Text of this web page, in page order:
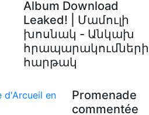
Album Download
Leaked! | Մամուլի
խոսնակ - Անկախ
հրապարակումների
հարթակ
Promenade
commentée